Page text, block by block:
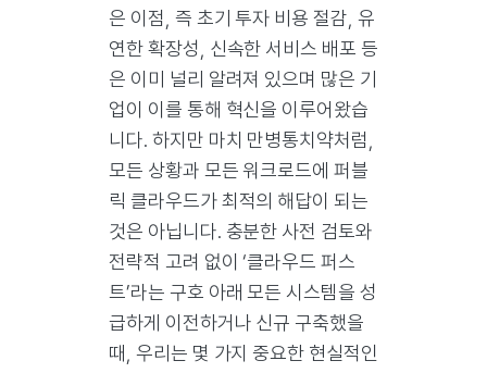
은 이점, 즉 초기 투자 비용 절감, 유
연한 확장성, 신속한 서비스 배포 등
은 이미 널리 알려져 있으며 많은 기
업이 이를 통해 혁신을 이루어왔습
니다. 하지만 마치 만병통치약처럼,
모든 상황과 모든 워크로드에 퍼블
릭 클라우드가 최적의 해답이 되는
것은 아닙니다. 충분한 사전 검토와
전략적 고려 없이 ‘클라우드 퍼스
트’라는 구호 아래 모든 시스템을 성
급하게 이전하거나 신규 구축했을
때, 우리는 몇 가지 중요한 현실적인